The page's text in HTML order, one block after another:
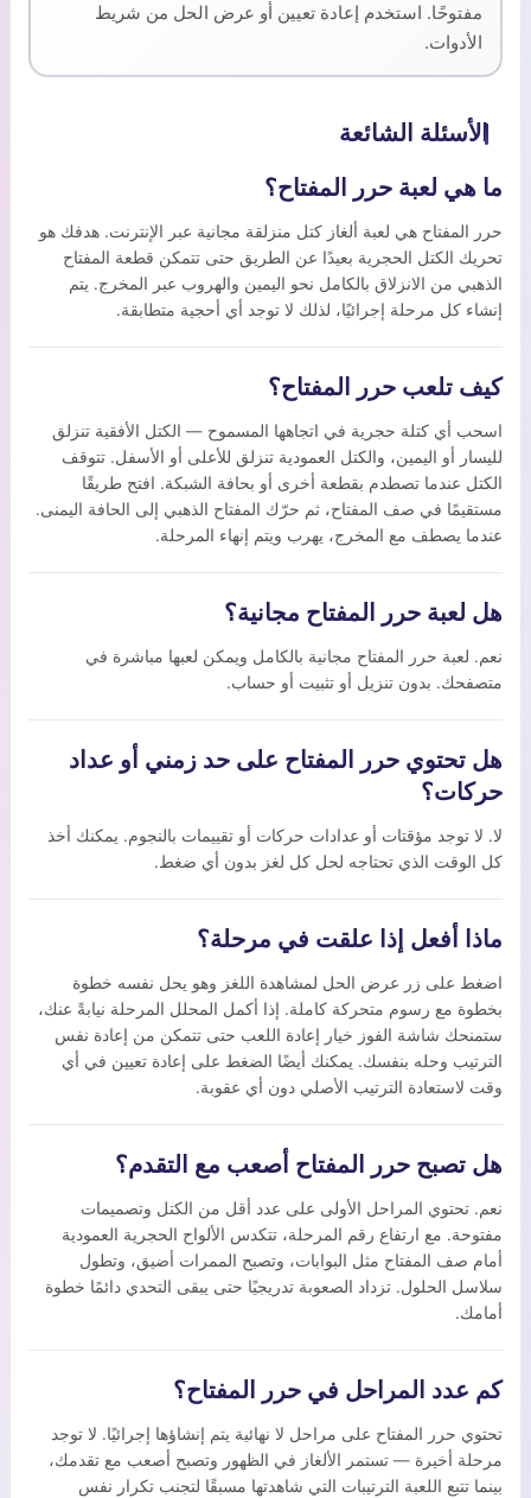
مفتوحًا. استخدم إعادة تعيين أو عرض الحل من شريط
الأدوات.
الأسئلة الشائعة
ما هي لعبة حرر المفتاح؟
حرر المفتاح هي لعبة ألغاز كتل منزلقة مجانية عبر الإنترنت. هدفك هو
تحريك الكتل الحجرية بعيدًا عن الطريق حتى تتمكن قطعة المفتاح
الذهبي من الانزلاق بالكامل نحو اليمين والهروب عبر المخرج. يتم
إنشاء كل مرحلة إجرائيًا، لذلك لا توجد أي أحجية متطابقة.
كيف تلعب حرر المفتاح؟
اسحب أي كتلة حجرية في اتجاهها المسموح — الكتل الأفقية تنزلق
لليسار أو اليمين، والكتل العمودية تنزلق للأعلى أو الأسفل. تتوقف
الكتل عندما تصطدم بقطعة أخرى أو بحافة الشبكة. افتح طريقًا
مستقيمًا في صف المفتاح، ثم حرّك المفتاح الذهبي إلى الحافة اليمنى.
عندما يصطف مع المخرج، يهرب ويتم إنهاء المرحلة.
هل لعبة حرر المفتاح مجانية؟
نعم. لعبة حرر المفتاح مجانية بالكامل ويمكن لعبها مباشرة في
متصفحك. بدون تنزيل أو تثبيت أو حساب.
هل تحتوي حرر المفتاح على حد زمني أو عداد
حركات؟
لا. لا توجد مؤقتات أو عدادات حركات أو تقييمات بالنجوم. يمكنك أخذ
كل الوقت الذي تحتاجه لحل كل لغز بدون أي ضغط.
ماذا أفعل إذا علقت في مرحلة؟
اضغط على زر عرض الحل لمشاهدة اللغز وهو يحل نفسه خطوة
بخطوة مع رسوم متحركة كاملة. إذا أكمل المحلل المرحلة نيابةً عنك،
ستمنحك شاشة الفوز خيار إعادة اللعب حتى تتمكن من إعادة نفس
الترتيب وحله بنفسك. يمكنك أيضًا الضغط على إعادة تعيين في أي
وقت لاستعادة الترتيب الأصلي دون أي عقوبة.
هل تصبح حرر المفتاح أصعب مع التقدم؟
نعم. تحتوي المراحل الأولى على عدد أقل من الكتل وتصميمات
مفتوحة. مع ارتفاع رقم المرحلة، تتكدس الألواح الحجرية العمودية
أمام صف المفتاح مثل البوابات، وتصبح الممرات أضيق، وتطول
سلاسل الحلول. تزداد الصعوبة تدريجيًا حتى يبقى التحدي دائمًا خطوة
أمامك.
كم عدد المراحل في حرر المفتاح؟
تحتوي حرر المفتاح على مراحل لا نهائية يتم إنشاؤها إجرائيًا. لا توجد
مرحلة أخيرة — تستمر الألغاز في الظهور وتصبح أصعب مع تقدمك،
بينما تتبع اللعبة الترتيبات التي شاهدتها مسبقًا لتجنب تكرار نفس